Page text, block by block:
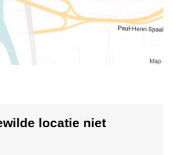
locatie niet